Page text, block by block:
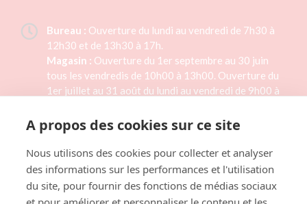
Bureau : Ouverture du lundi au vendredi de 7h30 à
12h30 et de 13h30 à 17h.
Magasin : Ouverture du 1er septembre au 30 juin
tous les vendredis de 10h00 à 13h00. Ouverture du
1er juillet au 31 août du lundi au vendredi de 9h00 à
Formulaire de contact
A propos des cookies sur ce site
Nous utilisons des cookies pour collecter et analyser
des informations sur les performances et l'utilisation
du site, pour fournir des fonctions de médias sociaux